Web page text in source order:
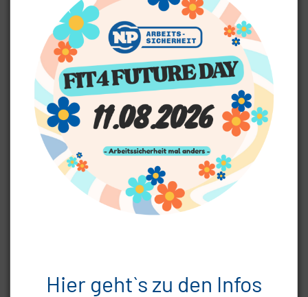
Wir, die NP Arbeitssicherheit GmbH, führen Prüfungen für
Ihre Arbeitsmittel Werkzeuge, Geräte, Maschinen oder
Anlagen etc. durch. Denn laut der
Betriebssicherheitsverordnung (BetrSichV) sind Sie als
Unternehmer verpflichtet nur sichere und geprüfte
Arbeitsmittel einzusetzen.
Damit Sie stets auf der sicheren Seite sind, können wir Sie
hier vollumfänglich betreuen. Denn wir führen neben den
Prüfungen durch unsere erfahrenen Prüfer auch die
Fristenüberwachung durch. Ebenfalls bieten wir einen „Drive
In“ für Prüftechnik an. Sie geben uns Ihre Arbeitsmittel und
bekommen diese geprüft zurück, selbstverständlich
Hier geht`s zu den Infos